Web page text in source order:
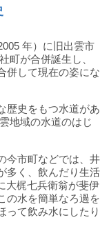
年）に旧出雲市
町が合併誕生し、
併して現在の姿にな
歴史をもつ水道があ
地域の水道のはじ
今市町などでは、井
多く、飲んだり生活
大梶七兵衛翁が斐伊
の水を簡単なろ過を
って飲み水にしたり